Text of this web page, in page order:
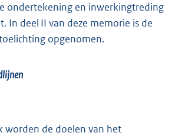
ondertekening en inwerkingtreding
In deel II van deze memorie is de
opgenomen.
worden de doelen van het